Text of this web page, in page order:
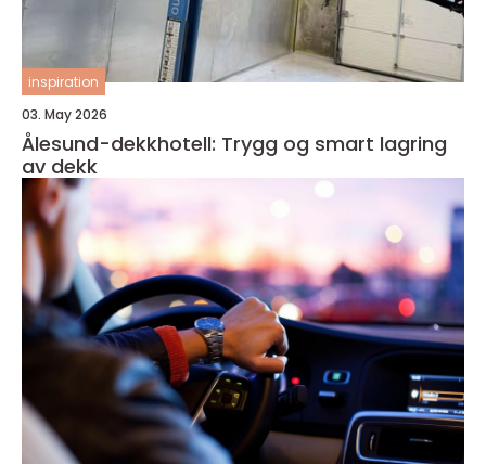
inspiration
03. May 2026
Ålesund-dekkhotell: Trygg og smart lagring
av dekk